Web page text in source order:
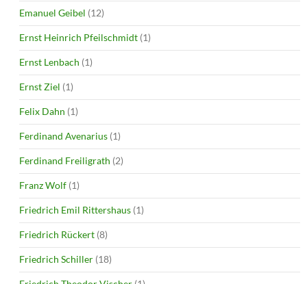
Emanuel Geibel (12)
Ernst Heinrich Pfeilschmidt (1)
Ernst Lenbach (1)
Ernst Ziel (1)
Felix Dahn (1)
Ferdinand Avenarius (1)
Ferdinand Freiligrath (2)
Franz Wolf (1)
Friedrich Emil Rittershaus (1)
Friedrich Rückert (8)
Friedrich Schiller (18)